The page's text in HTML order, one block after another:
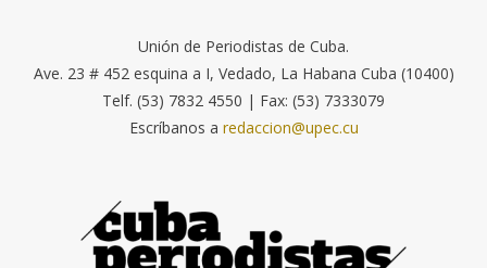
Unión de Periodistas de Cuba.
Ave. 23 # 452 esquina a I, Vedado, La Habana Cuba (10400)
Telf. (53) 7832 4550 | Fax: (53) 7333079
Escríbanos a redaccion@upec.cu